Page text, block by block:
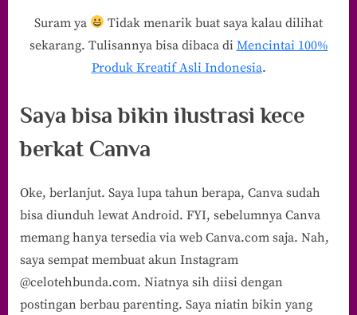
Suram ya
Tidak menarik buat saya kalau dilihat
sekarang. Tulisannya bisa dibaca di Mencintai 100%
Produk Kreatif Asli Indonesia.
Saya bisa bikin ilustrasi kece
berkat Canva
Oke, berlanjut. Saya lupa tahun berapa, Canva sudah
bisa diunduh lewat Android. FYI, sebelumnya Canva
memang hanya tersedia via web Canva.com saja. Nah,
saya sempat membuat akun Instagram
@celotehbunda.com. Niatnya sih diisi dengan
postingan berbau parenting. Saya niatin bikin yang